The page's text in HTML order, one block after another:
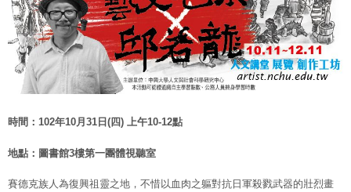
時間：102年10月31日(四) 上午10-12點
地點：圖書館3樓第一團體視聽室
賽德克族人為復興祖靈之地，不惜以血肉之軀對抗日軍殺戮武器的壯烈畫